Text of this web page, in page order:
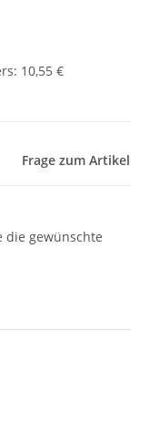
: 10,55 €
Frage zum Artikel
die gewünschte